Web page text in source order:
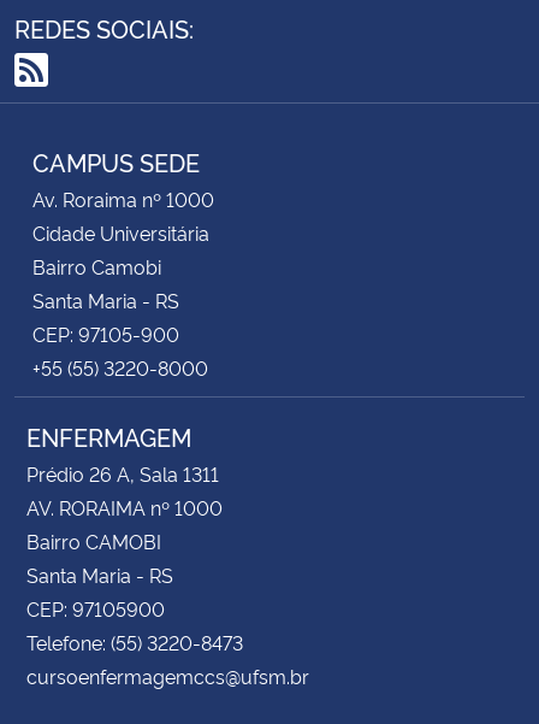
REDES SOCIAIS:
RSS
CAMPUS SEDE
Av. Roraima nº 1000
Cidade Universitária
Bairro Camobi
Santa Maria - RS
CEP: 97105-900
+55 (55) 3220-8000
ENFERMAGEM
Prédio 26 A, Sala 1311
AV. RORAIMA nº 1000
Bairro CAMOBI
Santa Maria - RS
CEP: 97105900
Telefone: (55) 3220-8473
cursoenfermagemccs@ufsm.br